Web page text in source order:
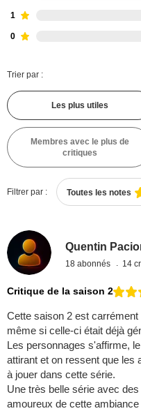
1
0
Trier par :
Les plus utiles
Membres avec le plus de
critiques
Filtrer par : Toutes les notes
Quentin
18 abonnés 14
Critique de la saison 2
Cette saison 2 est
même si celle-ci était déjà
Les personnages s'affirme,
attirant et on ressent que les
à jouer dans cette série.
Une très belle série avec
amoureux de cette